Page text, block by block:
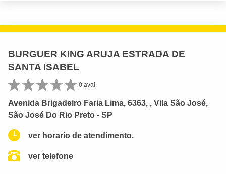
BURGUER KING ARUJA ESTRADA DE
SANTA ISABEL
0 aval.
Avenida Brigadeiro Faria Lima, 6363, , Vila São José,
São José Do Rio Preto - SP
ver horario de atendimento.
ver telefone